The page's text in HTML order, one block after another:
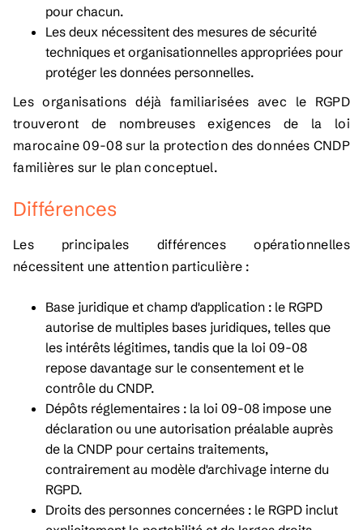
pour chacun.
Les deux nécessitent des mesures de sécurité
techniques et organisationnelles appropriées pour
protéger les données personnelles.
Les organisations déjà familiarisées avec le RGPD
trouveront de nombreuses exigences de la loi
marocaine 09-08 sur la protection des données CNDP
familières sur le plan conceptuel.
Différences
Les principales différences opérationnelles
nécessitent une attention particulière :
Base juridique et champ d'application : le RGPD
autorise de multiples bases juridiques, telles que
les intérêts légitimes, tandis que la loi 09-08
repose davantage sur le consentement et le
contrôle du CNDP.
Dépôts réglementaires : la loi 09-08 impose une
déclaration ou une autorisation préalable auprès
de la CNDP pour certains traitements,
contrairement au modèle d'archivage interne du
RGPD.
Droits des personnes concernées : le RGPD inclut